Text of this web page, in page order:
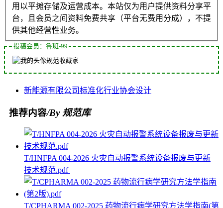
用以平摊存储及运营成本。本站仅为用户提供资料分享平
台，且会员之间资料免费共享（平台无费用分成），不提
供其他经营性业务。
投稿会员：鲁班-99
规范收藏家
新能源有限公司标准化行业协会设计
推荐内容/By 规范库
T/HNFPA 004-2026 火灾自动报警系统设备报废与更新
技术规范.pdf
T/CPHARMA 002-2025 药物流行病学研究方法学指南(第